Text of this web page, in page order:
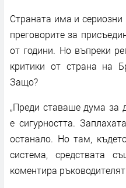
Страната има и
преговорите за
от години. Но въпреки
критики от страна на
Защо?
„Преди ставаше дума за
е сигурността.
останало. Но там,
система, средствата
коментира